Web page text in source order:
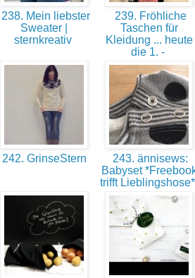
238. Mein liebster
Sweater |
sternkreativ
239. Fröhliche
Taschen für
Kleidung ... heute
die 1. -
242. GrinseStern
243. ännisews:
Babyset
trifft